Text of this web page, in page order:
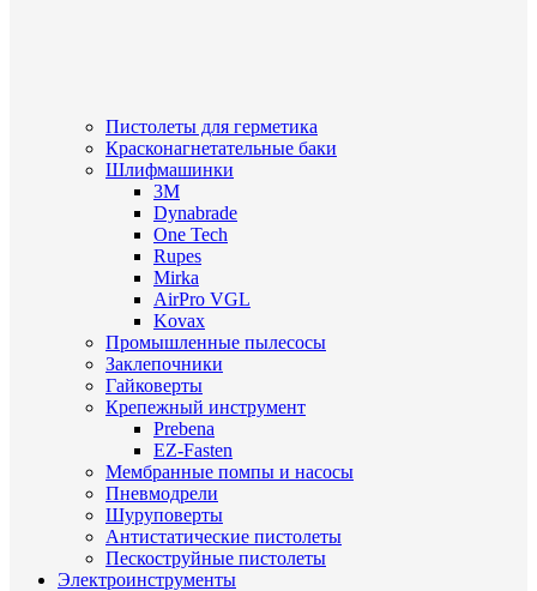
Пистолеты для герметика
Красконагнетательные баки
Шлифмашинки
3M
Dynabrade
One Tech
Rupes
Mirka
AirPro VGL
Kovax
Промышленные пылесосы
Заклепочники
Гайковерты
Крепежный инструмент
Prebena
EZ-Fasten
Мембранные помпы и насосы
Пневмодрели
Шуруповерты
Антистатические пистолеты
Пескоструйные пистолеты
Электроинструменты